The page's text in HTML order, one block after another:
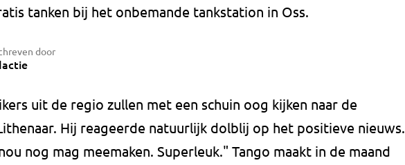
tanken bij het onbemande tankstation in Oss.
door
uit de regio zullen met een schuin oog kijken naar de
Hij reageerde natuurlijk dolblij op het positieve nieuws.
nog mag meemaken. Superleuk." Tango maakt in de maand